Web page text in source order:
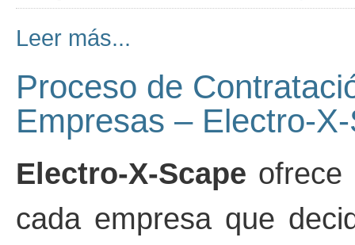
Leer más...
Proceso de
Empresas – Electro-
Electro-X-Scape ofrece
cada empresa que